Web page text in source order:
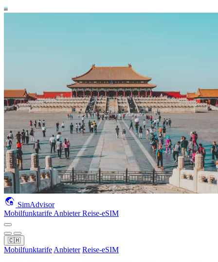
SimAdvisor
Mobilfunktarife AnbieterReise-eSIM
🇨🇭
Mobilfunktarife Anbieter Reise-eSIM